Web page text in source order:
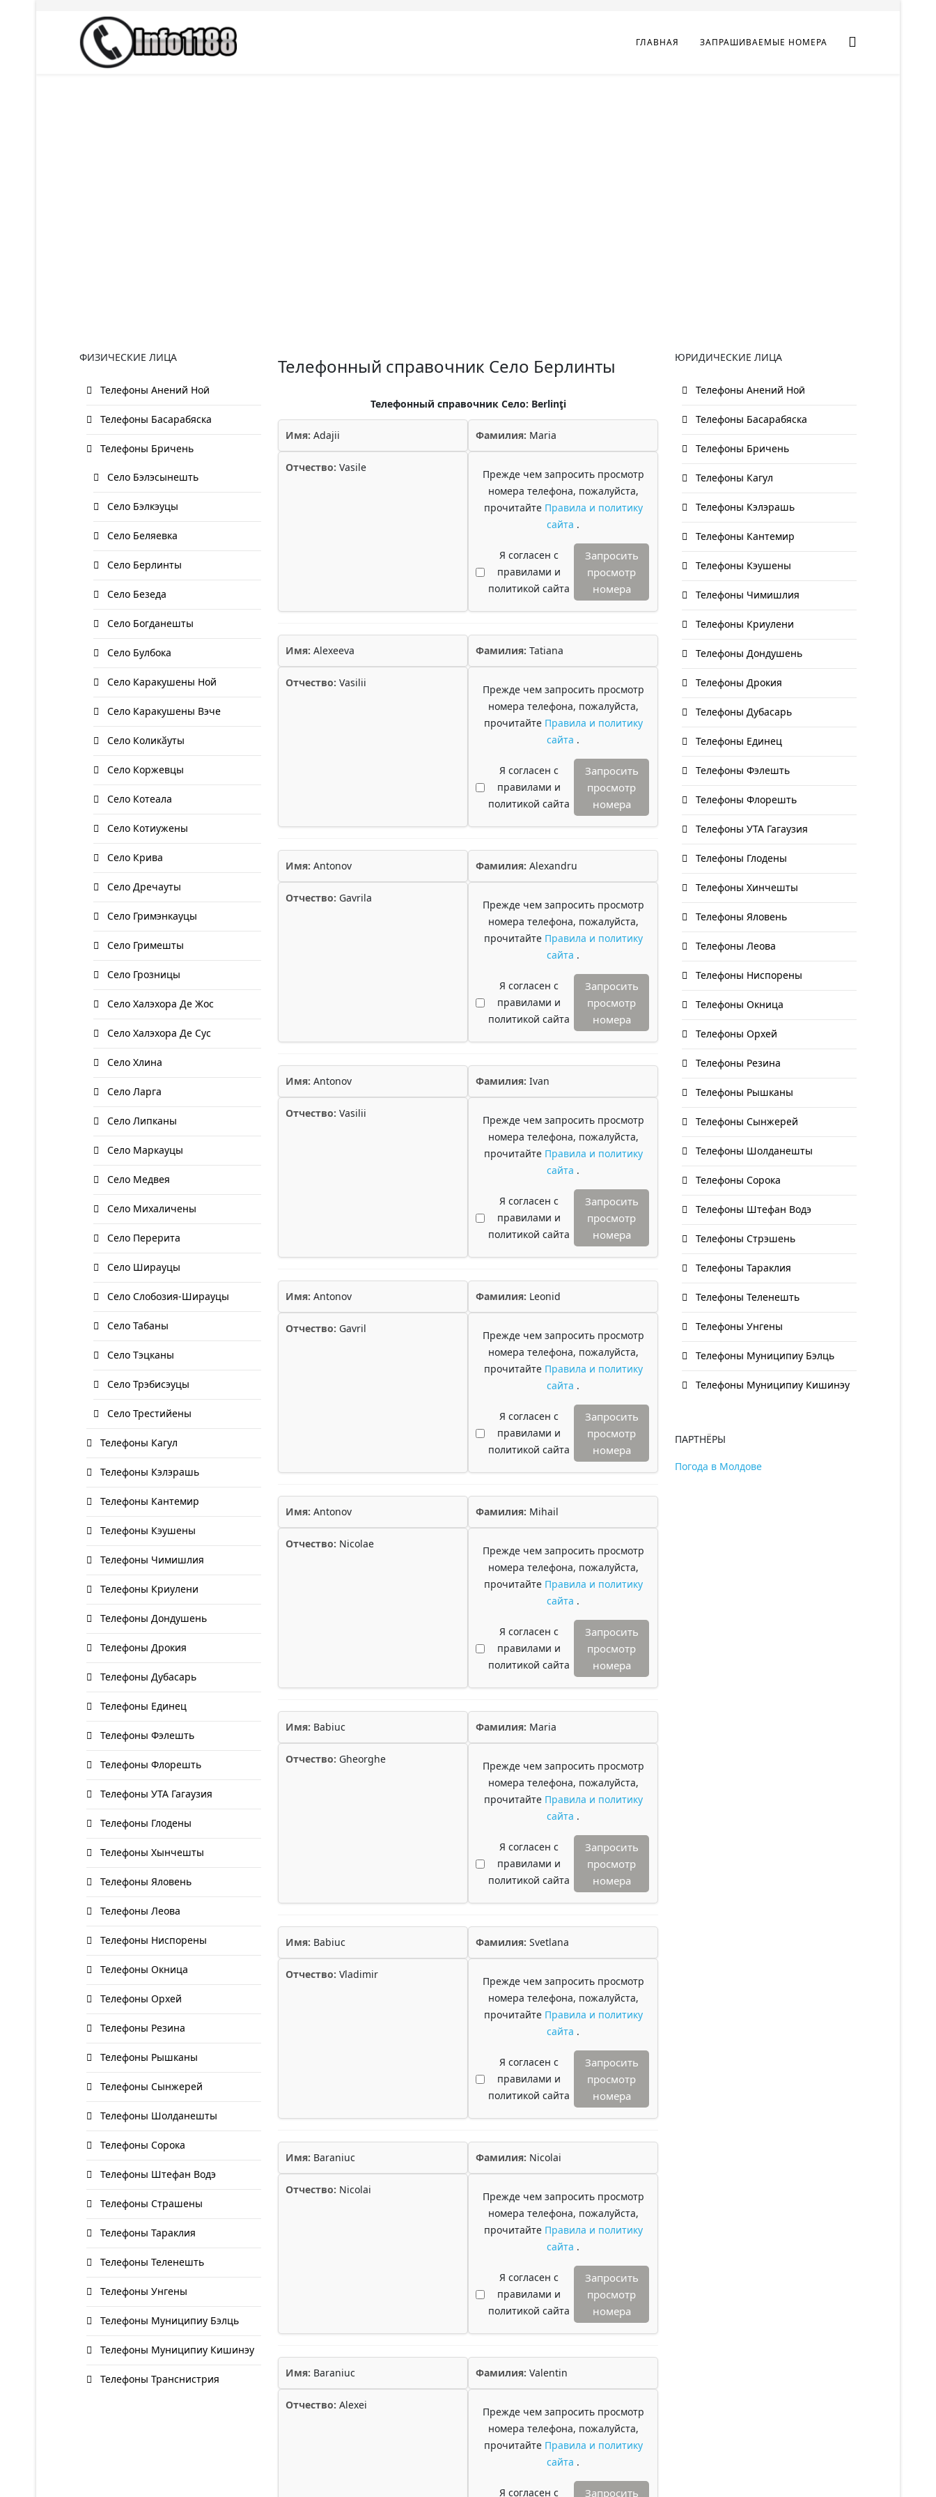
ГЛАВНАЯ ЗАПРАШИВАЕМЫЕ НОМЕРА
ФИЗИЧЕСКИЕ ЛИЦА
Телефоны Анений Ноӣ
Телефоны Басарабяска
Телефоны Бричень
Село Бэлэсынешть
Село Бэлкэуцы
Село Беляевка
Село Берлинты
Село Безеда
Село Богданешты
Село Булбока
Село Каракушены Ной
Село Каракушены Вэче
Село Коликӑуты
Село Коржевцы
Село Котеала
Село Котиужены
Село Крива
Село Дречауты
Село Гримэнкауцы
Село Гримешты
Село Грозницы
Село Халэхора Де Жос
Село Халэхора Де Сус
Село Хлина
Село Ларга
Село Липканы
Село Маркауцы
Село Медвея
Село Михаличены
Село Перерита
Село Ширауцы
Село Слобозия-Ширауцы
Село Табаны
Село Тэцканы
Село Трэбисэуцы
Село Трестийены
Телефоны Кагул
Телефоны Кэлэрашь
Телефоны Кантемир
Телефоны Кэушены
Телефоны Чимишлия
Телефоны Криулени
Телефоны Дондушень
Телефоны Дрокия
Телефоны Дубасарь
Телефоны Единец
Телефоны Фэлешть
Телефоны Флорешть
Телефоны УТА Гагаузия
Телефоны Глодены
Телефоны Хынчешты
Телефоны Яловень
Телефоны Леова
Телефоны Ниспорены
Телефоны Окница
Телефоны Орхей
Телефоны Резина
Телефоны Рышканы
Телефоны Сынжерей
Телефоны Шолданешты
Телефоны Сорока
Телефоны Штефан Водэ
Телефоны Страшены
Телефоны Тараклия
Телефоны Теленешть
Телефоны Унгены
Телефоны Муниципиу Бэлць
Телефоны Муниципиу Кишинэу
Телефоны Транснистрия
Телефонный справочник Село Берлинты
Телефонный справочник Село: Berlinţi
Имя: Adajii Фамилия: Maria
Отчество: Vasile
Прежде чем запросить просмотр
номера телефона, пожалуйста,
прочитайте Правила и политику
сайта .
Я согласен с
правилами и
политикой сайта
Запросить
просмотр
номера
Имя: Alexeeva Фамилия: Tatiana
Отчество: Vasilii
Прежде чем запросить просмотр
номера телефона, пожалуйста,
прочитайте Правила и политику
сайта .
Я согласен с
правилами и
политикой сайта
Запросить
просмотр
номера
Имя: Antonov Фамилия: Alexandru
Отчество: Gavrila
Прежде чем запросить просмотр
номера телефона, пожалуйста,
прочитайте Правила и политику
сайта .
Я согласен с
правилами и
политикой сайта
Запросить
просмотр
номера
Имя: Antonov Фамилия: Ivan
Отчество: Vasilii
Прежде чем запросить просмотр
номера телефона, пожалуйста,
прочитайте Правила и политику
сайта .
Я согласен с
правилами и
политикой сайта
Запросить
просмотр
номера
Имя: Antonov Фамилия: Leonid
Отчество: Gavril
Прежде чем запросить просмотр
номера телефона, пожалуйста,
прочитайте Правила и политику
сайта .
Я согласен с
правилами и
политикой сайта
Запросить
просмотр
номера
Имя: Antonov Фамилия: Mihail
Отчество: Nicolae
Прежде чем запросить просмотр
номера телефона, пожалуйста,
прочитайте Правила и политику
сайта .
Я согласен с
правилами и
политикой сайта
Запросить
просмотр
номера
Имя: Babiuc Фамилия: Maria
Отчество: Gheorghe
Прежде чем запросить просмотр
номера телефона, пожалуйста,
прочитайте Правила и политику
сайта .
Я согласен с
правилами и
политикой сайта
Запросить
просмотр
номера
Имя: Babiuc Фамилия: Svetlana
Отчество: Vladimir
Прежде чем запросить просмотр
номера телефона, пожалуйста,
прочитайте Правила и политику
сайта .
Я согласен с
правилами и
политикой сайта
Запросить
просмотр
номера
Имя: Baraniuc Фамилия: Nicolai
Отчество: Nicolai
Прежде чем запросить просмотр
номера телефона, пожалуйста,
прочитайте Правила и политику
сайта .
Я согласен с
правилами и
политикой сайта
Запросить
просмотр
номера
Имя: Baraniuc Фамилия: Valentin
Отчество: Alexei
Прежде чем запросить просмотр
номера телефона, пожалуйста,
прочитайте Правила и политику
сайта .
Я согласен с Запросить
ЮРИДИЧЕСКИЕ ЛИЦА
Телефоны Анений Ноӣ
Телефоны Басарабяска
Телефоны Бричень
Телефоны Кагул
Телефоны Кэлэрашь
Телефоны Кантемир
Телефоны Кэушены
Телефоны Чимишлия
Телефоны Криулени
Телефоны Дондушень
Телефоны Дрокия
Телефоны Дубасарь
Телефоны Единец
Телефоны Фэлешть
Телефоны Флорешть
Телефоны УТА Гагаузия
Телефоны Глодены
Телефоны Хинчешты
Телефоны Яловень
Телефоны Леова
Телефоны Ниспорены
Телефоны Окница
Телефоны Орхей
Телефоны Резина
Телефоны Рышканы
Телефоны Сынжерей
Телефоны Шолданешты
Телефоны Сорока
Телефоны Штефан Водэ
Телефоны Стрэшень
Телефоны Тараклия
Телефоны Теленешть
Телефоны Унгены
Телефоны Муниципиу Бэлць
Телефоны Муниципиу Кишинэу
ПАРТНЁРЫ
Погода в Молдове